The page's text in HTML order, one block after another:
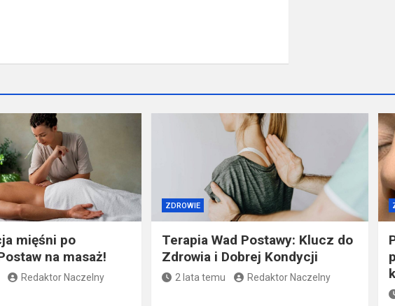
mięśni po
na masaż!
Redaktor Naczelny
ZDROWIE
Terapia Wad Postawy: Klucz do
Zdrowia i Dobrej Kondycji
2 lata temu Redaktor Naczelny